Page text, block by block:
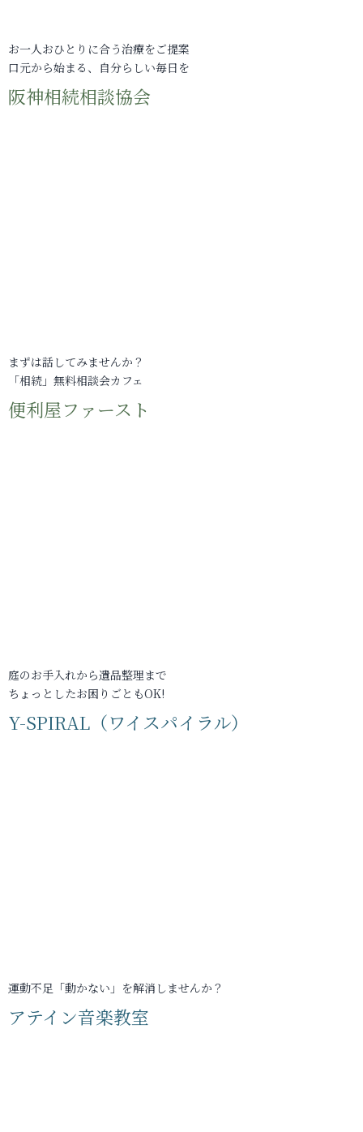
お一人おひとりに合う治療をご提案
口元から始まる、自分らしい毎日を
阪神相続相談協会
まずは話してみませんか？
「相続」無料相談会カフェ
便利屋ファースト
庭のお手入れから遺品整理まで
ちょっとしたお困りごともOK!
Y-SPIRAL（ワイスパイラル）
運動不足「動かない」を解消しませんか？
アテイン音楽教室